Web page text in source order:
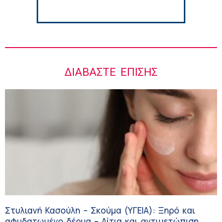
ΔΙΑΒΆΣΤΕ ΕΠΊΣΗΣ
Στυλιανή Κασούλη – Σκούμα (ΥΓΕΙΑ): Ξηρό και